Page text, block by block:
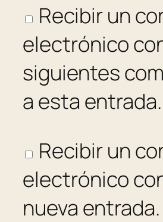
Recibir un
electrónico
siguientes
a esta entrada.
Recibir un
electrónico
nueva entrada.